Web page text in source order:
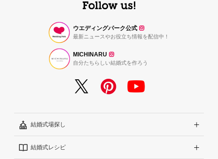
ウエディングパーク公式
最新ニュースやお役立ち情報を配信中！
MICHINARU
自分たちらしい結婚式を作ろう
結婚式場探し
エリアから探す
結婚式レシピ